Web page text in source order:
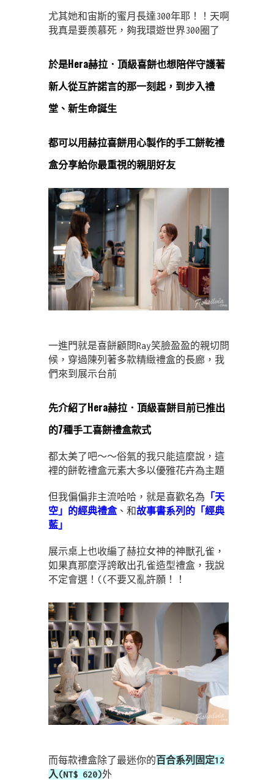
尤其她和宙斯的蜜月長達300年耶！！天啊
我真是要羨慕死，夠我環遊世界300圈了
於是Hera赫拉．頂級喜餅也想陪伴守護著
新人從互許諾言的那一刻起，到步入禮
堂、新生命誕生
都可以用赫拉喜餅用心製作的手工餅乾禮
盒分享給你最重視的親朋好友
一進門就是喜餅顧問Ray笑臉盈盈的親切問
候，穿過陳列著多款精緻禮盒的長廊，我
們來到展示台前
先介紹了Hera赫拉．頂級喜餅目前已推出
的7種手工喜餅禮盒款式
都太美了吧～～俗氣的我只能這麼說，這
裡的餅乾禮盒元素大多以優雅花卉為主題
但我偏偏非主流哈哈，就是喜歡名為 「天
空」的經典禮盒、和故事書系列的「經典
藍」
展示桌上也收編了赫拉女神的神獸孔雀，
如果真那麼浮誇敢出孔雀造型禮盒，我說
不定會選！((不要又亂許願！！
而每款禮盒除了最迷你的百合系列固定12
入(NT$ 620)外